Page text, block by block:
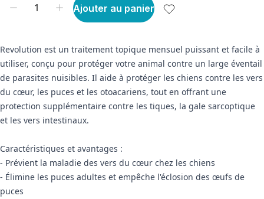
Ajouter au panier
Revolution est un traitement topique mensuel puissant et facile à
utiliser, conçu pour protéger votre animal contre un large éventail
de parasites nuisibles. Il aide à protéger les chiens contre les vers
du cœur, les puces et les otoacariens, tout en offrant une
protection supplémentaire contre les tiques, la gale sarcoptique
et les vers intestinaux.
Caractéristiques et avantages :
- Prévient la maladie des vers du cœur chez les chiens
- Élimine les puces adultes et empêche l'éclosion des œufs de
puces